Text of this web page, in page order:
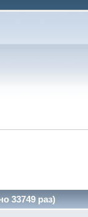
33749 раз)